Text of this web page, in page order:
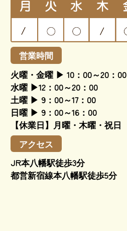
営業時間
火曜・金曜 ▶ 10：00～20：00
水曜 ▶12：00～20：00
土曜 ▶ 9：00～17：00
日曜 ▶ 9：00～16：00
【休業日】月曜・木曜・祝日
アクセス
JR本八幡駅徒歩3分
都営新宿線本八幡駅徒歩5分